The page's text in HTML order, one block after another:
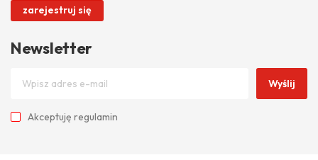
zarejestruj się
Newsletter
Wyślij
Akceptuję regulamin